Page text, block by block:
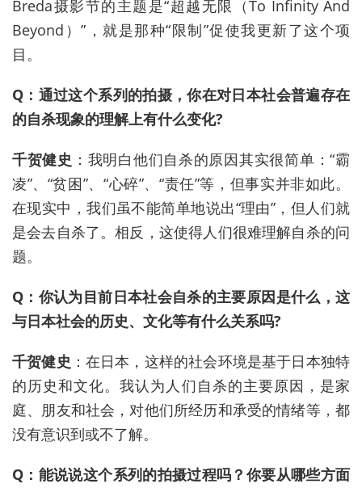
Breda摄影节的主题是“超越无限（To Infinity And
Beyond）”，就是那种“限制”促使我更新了这个项
目。
Q：通过这个系列的拍摄，你在对日本社会普遍存在
的自杀现象的理解上有什么变化?
千贺健史 ：我明白他们自杀的原因其实很简单：“霸
凌”、“贫困”、“心碎”、“责任”等，但事实并非如此。
在现实中，我们虽不能简单地说出“理由”，但人们就
是会去自杀了。相反，这使得人们很难理解自杀的问
题。
Q：你认为目前日本社会自杀的主要原因是什么，这
与日本社会的历史、文化等有什么关系吗?
千贺健史 ：在日本，这样的社会环境是基于日本独特
的历史和文化。我认为人们自杀的主要原因，是家
庭、朋友和社会，对他们所经历和承受的情绪等，都
没有意识到或不了解。
Q：能说说这个系列的拍摄过程吗？你要从哪些方面